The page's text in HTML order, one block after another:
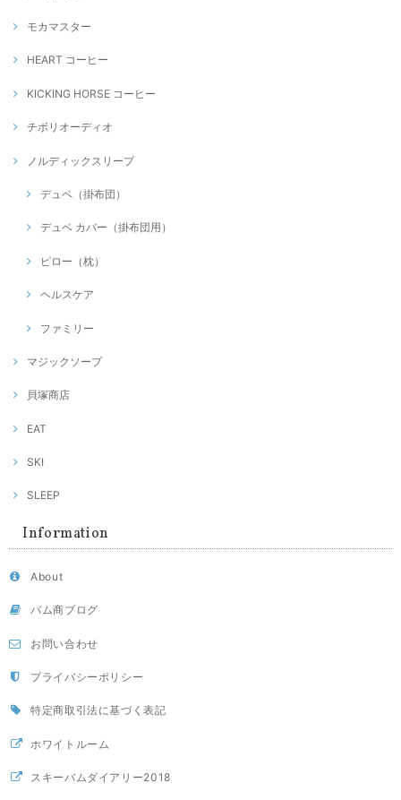
モカマスター
HEART コーヒー
KICKING HORSE コーヒー
チボリオーディオ
ノルディックスリープ
デュベ（掛布団）
デュベ カバー（掛布団用）
ピロー（枕）
ヘルスケア
ファミリー
マジックソープ
貝塚商店
EAT
SKI
SLEEP
Information
About
バム商ブログ
お問い合わせ
プライバシーポリシー
特定商取引法に基づく表記
ホワイトルーム
スキーバムダイアリー2018